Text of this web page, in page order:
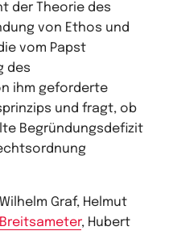
der Theorie des
von Ethos und
vom Papst
des
ihm geforderte
und fragt, ob
Begründungsdefizit
Graf, Helmut
, Hubert